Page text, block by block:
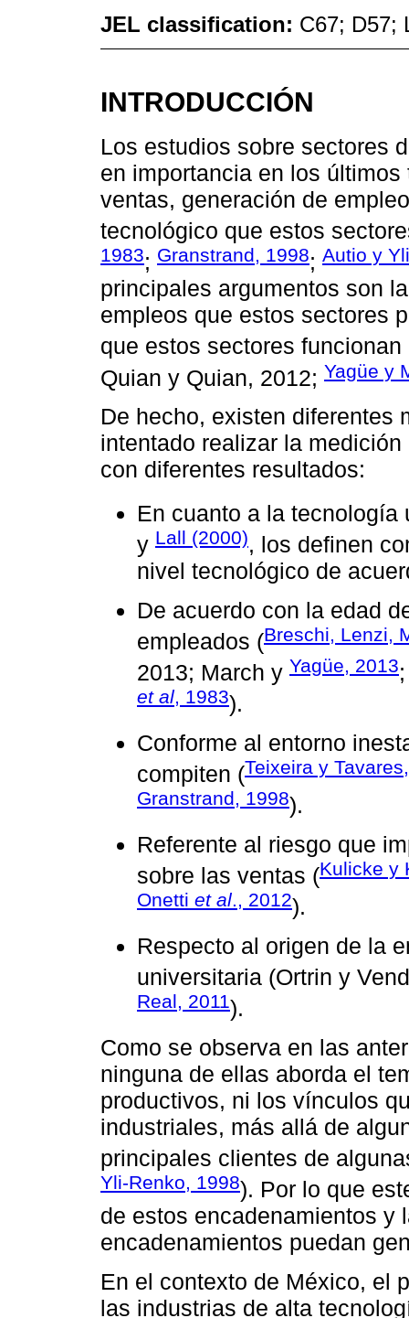
JEL classification: C67; D57;
INTRODUCCIÓN
Los estudios sobre sectores
en importancia en los
ventas, generación de
tecnológico que estos
1983; Granstrand, 1998; Autio y
principales argumentos son
empleos que estos sectores
que estos sectores funcionan
Quian y Quian, 2012; Yagüe y
De hecho, existen diferentes
intentado realizar la
con diferentes resultados:
En cuanto a la
y Lall (2000), los definen
nivel tecnológico de
De acuerdo con la edad
empleados (Breschi, Lenzi,
2013; March y Yagüe, 2013
et al, 1983).
Conforme al entorno
compiten (Teixeira y
Granstrand, 1998).
Referente al riesgo que
sobre las ventas (Kulicke y
Onetti et al., 2012).
Respecto al origen de la
universitaria (Ortrin y
Real, 2011).
Como se observa en las
ninguna de ellas aborda el
productivos, ni los vínculos
industriales, más allá de
principales clientes de
Yli-Renko, 1998). Por lo que
de estos encadenamientos y
encadenamientos puedan
En el contexto de México, el
las industrias de alta